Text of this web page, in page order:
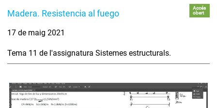
Madera. Resistencia al fuego
Accés
obert
17 de maig 2021
Tema 11 de l'assignatura Sistemes estructurals.